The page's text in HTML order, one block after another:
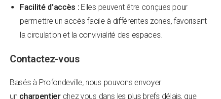
Facilité d’accès : Elles peuvent être conçues pour
permettre un accès facile à différentes zones, favorisant
la circulation et la convivialité des espaces.
Contactez-vous
Basés à Profondeville, nous pouvons envoyer
un charpentierchez vous dans les plus brefs délais, que